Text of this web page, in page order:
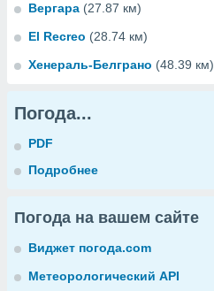
Вергара (27.87 км)
El Recreo (28.74 км)
Хенераль-Белграно (48.39 км)
Погода...
PDF
Подробнее
Погода на вашем сайте
Виджет погода.com
Метеорологический API